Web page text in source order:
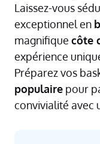
Laissez-vous
exceptionnel en
magnifique côte
expérience
Préparez vos
populaire pour
convivialité avec